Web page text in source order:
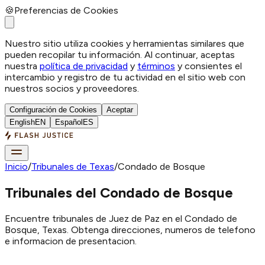
🍪Preferencias de Cookies
Nuestro sitio utiliza cookies y herramientas similares que
pueden recopilar tu información. Al continuar, aceptas
nuestra política de privacidad y términos y consientes el
intercambio y registro de tu actividad en el sitio web con
nuestros socios y proveedores.
Configuración de Cookies
Aceptar
EnglishEN Español ES
Inicio/Tribunales de Texas/Condado de Bosque
Tribunales del Condado de Bosque
Encuentre tribunales de Juez de Paz en el Condado de
Bosque, Texas. Obtenga direcciones, numeros de telefono
e informacion de presentacion.